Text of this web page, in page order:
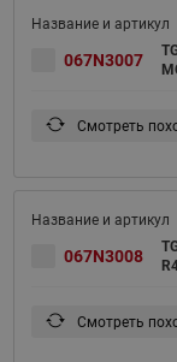
067N3007
Смотреть
067N3008
Смотреть